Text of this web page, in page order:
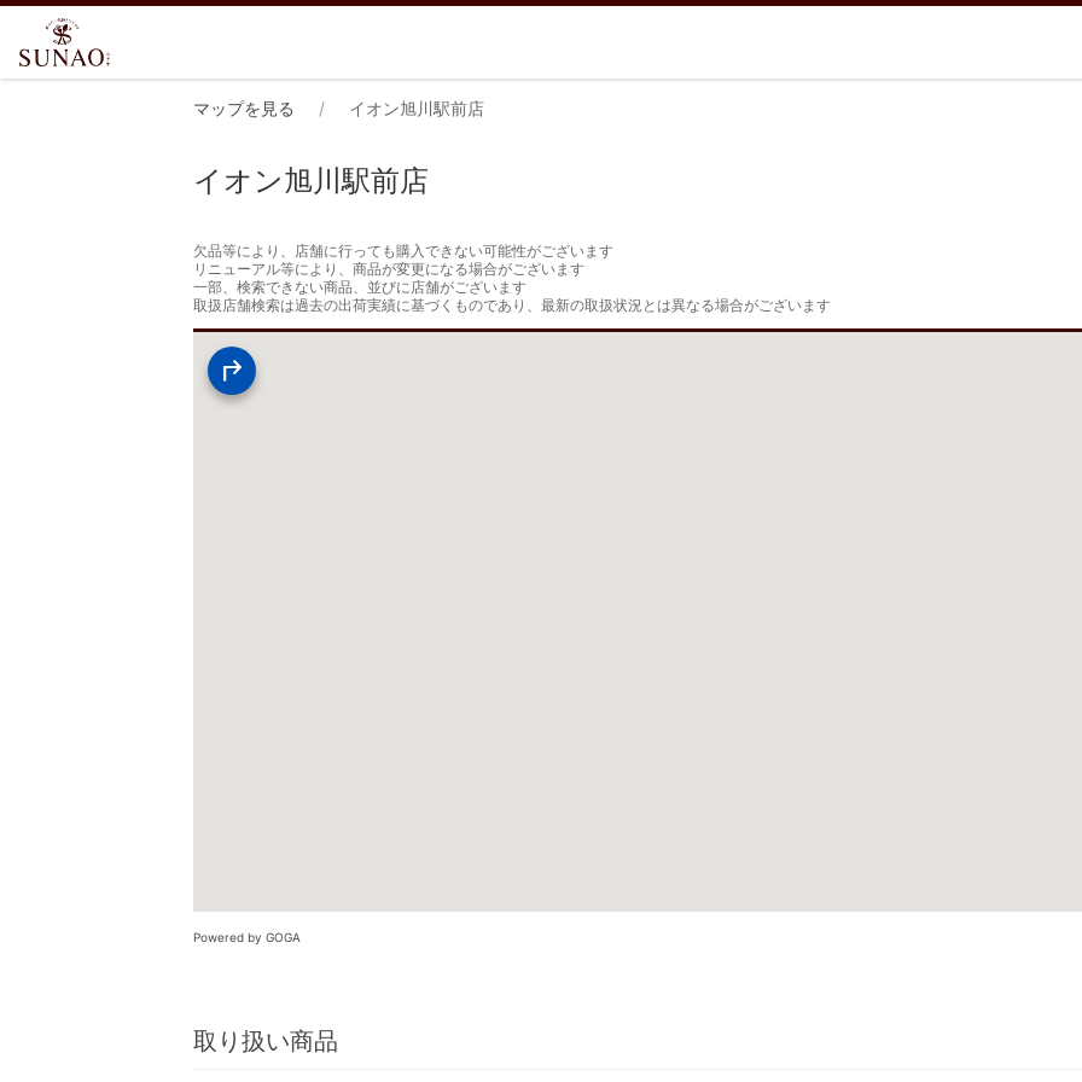
マップを見る イオン旭川駅前店
イオン旭川駅前店
欠品等により、店舗に行っても購入できない可能性がございます
リニューアル等により、商品が変更になる場合がございます
一部、検索できない商品、並びに店舗がございます
取扱店舗検索は過去の出荷実績に基づくものであり、最新の取扱状況とは異なる場合がございます
Powered by GOGA
取り扱い商品